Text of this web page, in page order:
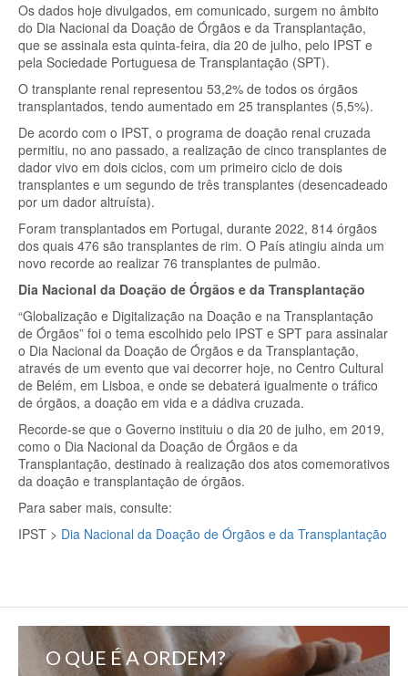
Os dados hoje divulgados, em comunicado, surgem no âmbito
do Dia Nacional da Doação de Órgãos e da Transplantação,
que se assinala esta quinta-feira, dia 20 de julho, pelo IPST e
pela Sociedade Portuguesa de Transplantação (SPT).
O transplante renal representou 53,2% de todos os órgãos
transplantados, tendo aumentado em 25 transplantes (5,5%).
De acordo com o IPST, o programa de doação renal cruzada
permitiu, no ano passado, a realização de cinco transplantes de
dador vivo em dois ciclos, com um primeiro ciclo de dois
transplantes e um segundo de três transplantes (desencadeado
por um dador altruísta).
Foram transplantados em Portugal, durante 2022, 814 órgãos
dos quais 476 são transplantes de rim. O País atingiu ainda um
novo recorde ao realizar 76 transplantes de pulmão.
Dia Nacional da Doação de Órgãos e da Transplantação
“Globalização e Digitalização na Doação e na Transplantação
de Órgãos” foi o tema escolhido pelo IPST e SPT para assinalar
o Dia Nacional da Doação de Órgãos e da Transplantação,
através de um evento que vai decorrer hoje, no Centro Cultural
de Belém, em Lisboa, e onde se debaterá igualmente o tráfico
de órgãos, a doação em vida e a dádiva cruzada.
Recorde-se que o Governo instituiu o dia 20 de julho, em 2019,
como o Dia Nacional da Doação de Órgãos e da
Transplantação, destinado à realização dos atos comemorativos
da doação e transplantação de órgãos.
Para saber mais, consulte:
IPST > Dia Nacional da Doação de Órgãos e da Transplantação
O QUE É A ORDEM?